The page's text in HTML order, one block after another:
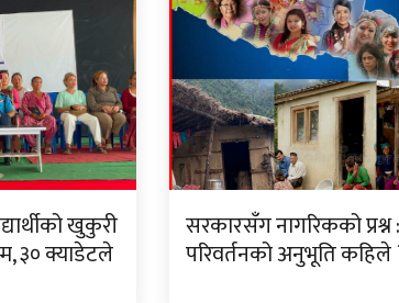
खुकुरी
३० क्याडेटले
सरकारसँग नागरिकको प्रश्न :
परिवर्तनको अनुभूति कहिले